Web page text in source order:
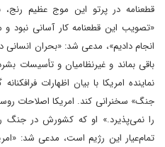
قطعنامه در پرتو این موج عظیم رنج،
«تصویب این قطعنامه کار آسانی نبود
انجام دادیم»، مدعی شد: «بحران انسانی
باقی بماند و غیرنظامیان و تأسیسات
نماینده امریکا با بیان اظهارات
جنگ» سخنرانی کند. امریکا اصلاحات
را نمی‌پذیرد.» او که کشورش در جنگ
تمام‌عیار این رژیم است، مدعی شد: